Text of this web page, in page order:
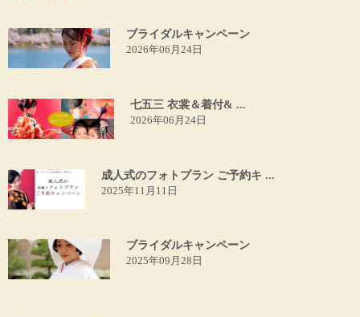
ブライダルキャンペーン
2026年06月24日
七五三 衣裳＆着付& ...
2026年06月24日
成人式のフォトプラン ご予約キ ...
2025年11月11日
ブライダルキャンペーン
2025年09月28日